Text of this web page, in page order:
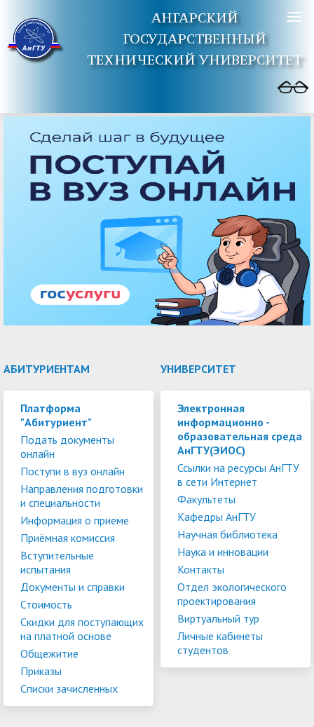
АНГАРСКИЙ
ГОСУДАРСТВЕННЫЙ
ТЕХНИЧЕСКИЙ УНИВЕРСИТЕТ
АБИТУРИЕНТАМ
Платформа
"Абитуриент"
Подать документы
онлайн
Поступи в вуз онлайн
Направления подготовки
и специальности
Информация о приеме
Приёмная комиссия
Вступительные
испытания
Документы и справки
Стоимость
Скидки для поступающих
на платной основе
Общежитие
Приказы
Списки зачисленных
УНИВЕРСИТЕТ
Электронная
информационно -
образовательная среда
АнГТУ(ЭИОС)
Ссылки на ресурсы АнГТУ
в сети Интернет
Факультеты
Кафедры АнГТУ
Научная библиотека
Наука и инновации
Контакты
Отдел экологического
проектирования
Виртуальный тур
Личные кабинеты
студентов